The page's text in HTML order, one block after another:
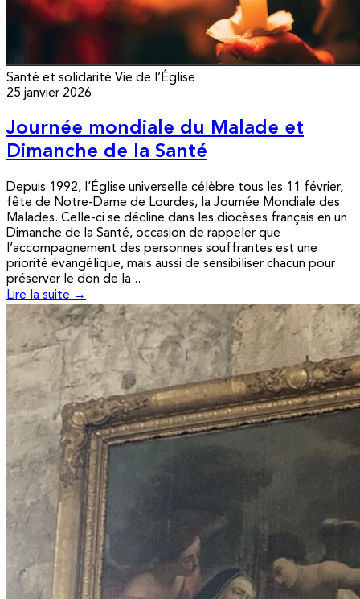
Santé et solidarité Vie de l’Église
25 janvier 2026
Journée mondiale du Malade et
Dimanche de la Santé
Depuis 1992, l’Église universelle célèbre tous les 11 février,
fête de Notre-Dame de Lourdes, la Journée Mondiale des
Malades. Celle-ci se décline dans les diocèses français en un
Dimanche de la Santé, occasion de rappeler que
l’accompagnement des personnes souffrantes est une
priorité évangélique, mais aussi de sensibiliser chacun pour
préserver le don de la...
Lire la suite →